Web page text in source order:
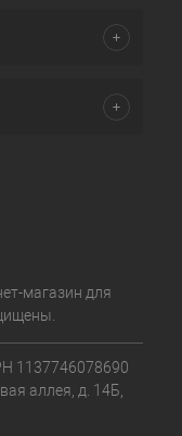
магазин для
1137746078690
аллея, д. 14Б,